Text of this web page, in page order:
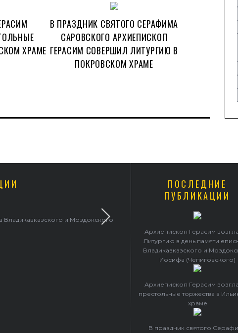
ХРАМЕ
В ПРАЗДНИК СВЯТОГО СЕРАФИМА
САРОВСКОГО АРХИЕПИСКОП
ГЕРАСИМ СОВЕРШИЛ ЛИТУРГИЮ В
ПОКРОВСКОМ ХРАМЕ
Владикавказского и Моздокского
Архиепископ Герасим
ПОСЛЕДНИЕ
ПУБЛИКАЦИИ
Архиепископ Герасим
Литургию в день памяти
Владикавказского и
Иосифа (Чепиговского)
Архиепископ Герасим
престольные торжества в
храме
В праздник святого